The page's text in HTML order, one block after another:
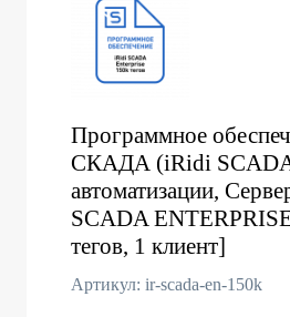
Программное
СКАДА (iRidi
автоматизации,
SCADA
тегов, 1 клиент]
Артикул: ir-scada-en-150k